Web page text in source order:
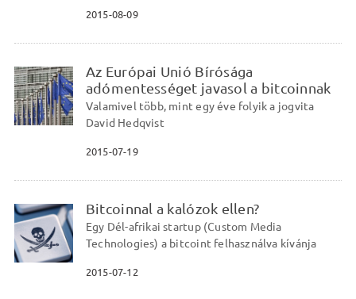
2015-08-09
Az Európai Unió Bírósága
adómentességet javasol a bitcoinnak
Valamivel több, mint egy éve folyik a jogvita
David Hedqvist
2015-07-19
Bitcoinnal a kalózok ellen?
Egy Dél-afrikai startup (Custom Media
Technologies) a bitcoint felhasználva kívánja
2015-07-12